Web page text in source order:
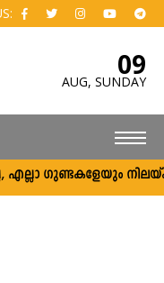
09
AUG, SUNDAY
നിലയ്ക്ക്